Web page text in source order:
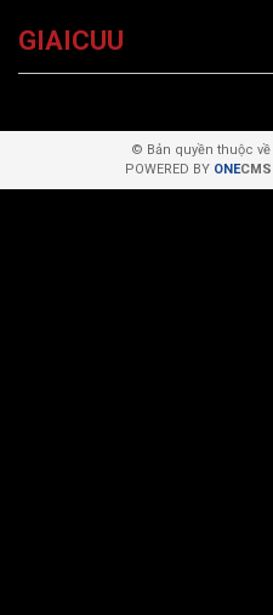
GIAICUU
© Bản quyền thuộc về
POWERED BY ONECMS